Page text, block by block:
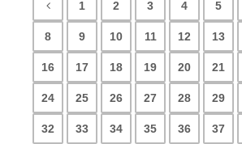
1 2 3 4 5
8 9 10 11 12 13
16 17 18 19 20 21
24 25 26 27 28 29
32 33 34 35 36 37